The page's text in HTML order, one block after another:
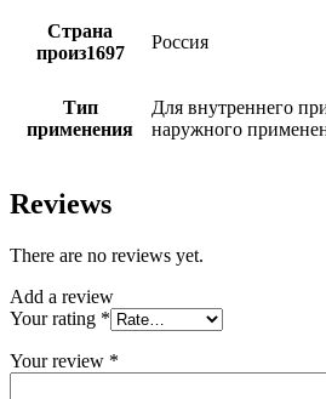
Страна
произ1697
Россия
Тип
применения
Для внутреннего
наружного
Reviews
There are no reviews yet.
Add a review
Your rating *
Your review *